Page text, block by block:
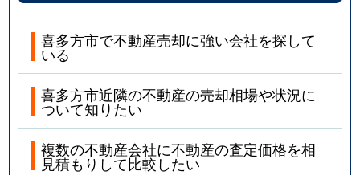
喜多方市で不動産売却に強い会社を探して
いる
喜多方市近隣の不動産の売却相場や状況に
ついて知りたい
複数の不動産会社に不動産の査定価格を相
見積もりして比較したい